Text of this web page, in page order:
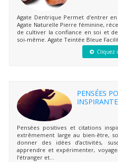
Agate Dentrique Permet d'entrer
Agate Naturelle Pierre féminine,
de cultiver la confiance en soi et
soi-même. Agate Teintée Bleue
Cliquez
PENSÉES
Pensées positives et citations
extrêmement large au bien-être,
donner des idées d’activités,
apprendre et expérimenter,
l’étranger et...